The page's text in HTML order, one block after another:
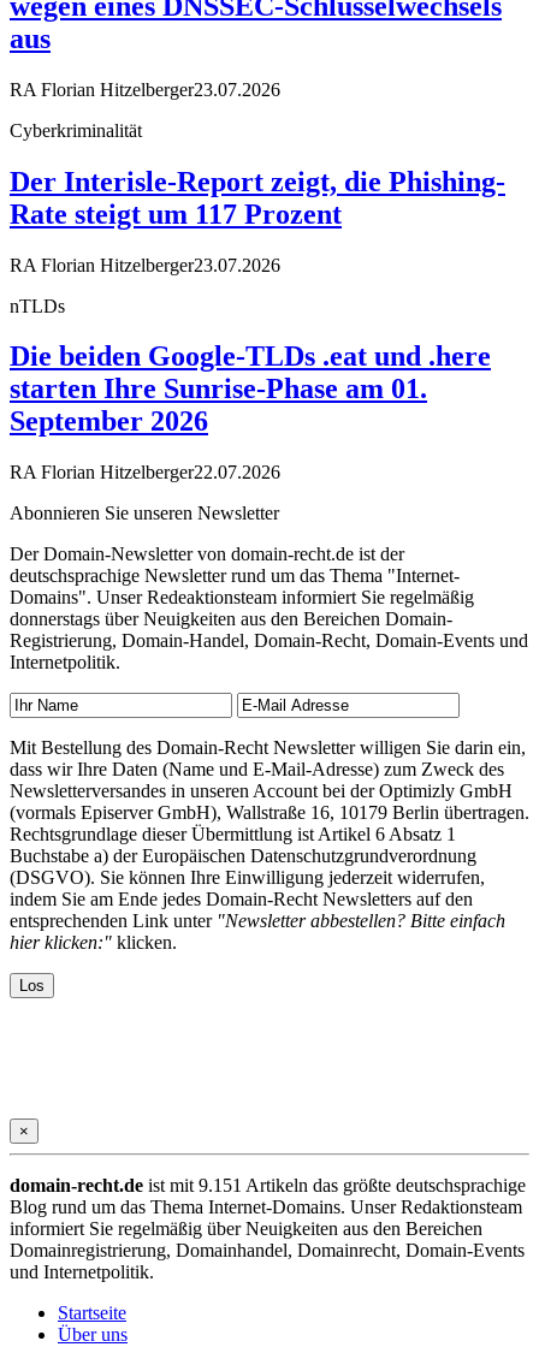
aus
RA Florian Hitzelberger23.07.2026
Cyberkriminalität
Der Interisle-Report zeigt, die Phishing-
Rate steigt um 117 Prozent
RA Florian Hitzelberger23.07.2026
nTLDs
Die beiden Google-TLDs .eat und .here
starten Ihre Sunrise-Phase am 01.
September 2026
RA Florian Hitzelberger22.07.2026
Abonnieren Sie unseren Newsletter
Der Domain-Newsletter von domain-recht.de ist der
deutschsprachige Newsletter rund um das Thema "Internet-
Domains". Unser Redeaktionsteam informiert Sie regelmäßig
donnerstags über Neuigkeiten aus den Bereichen Domain-
Registrierung, Domain-Handel, Domain-Recht, Domain-Events und
Internetpolitik.
Mit Bestellung des Domain-Recht Newsletter willigen Sie darin ein,
dass wir Ihre Daten (Name und E-Mail-Adresse) zum Zweck des
Newsletterversandes in unseren Account bei der Optimizly GmbH
(vormals Episerver GmbH), Wallstraße 16, 10179 Berlin übertragen.
Rechtsgrundlage dieser Übermittlung ist Artikel 6 Absatz 1
Buchstabe a) der Europäischen Datenschutzgrundverordnung
(DSGVO). Sie können Ihre Einwilligung jederzeit widerrufen,
indem Sie am Ende jedes Domain-Recht Newsletters auf den
entsprechenden Link unter "Newsletter abbestellen? Bitte einfach
hier klicken:" klicken.
×
domain-recht.de ist mit 9.151 Artikeln das größte deutschsprachige
Blog rund um das Thema Internet-Domains. Unser Redaktionsteam
informiert Sie regelmäßig über Neuigkeiten aus den Bereichen
Domainregistrierung, Domainhandel, Domainrecht, Domain-Events
und Internetpolitik.
Startseite
Über uns